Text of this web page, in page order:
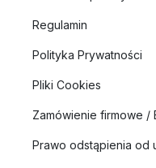
Regulamin
Polityka Prywatności
Pliki Cookies
Zamówienie firmowe /
Prawo odstąpienia od